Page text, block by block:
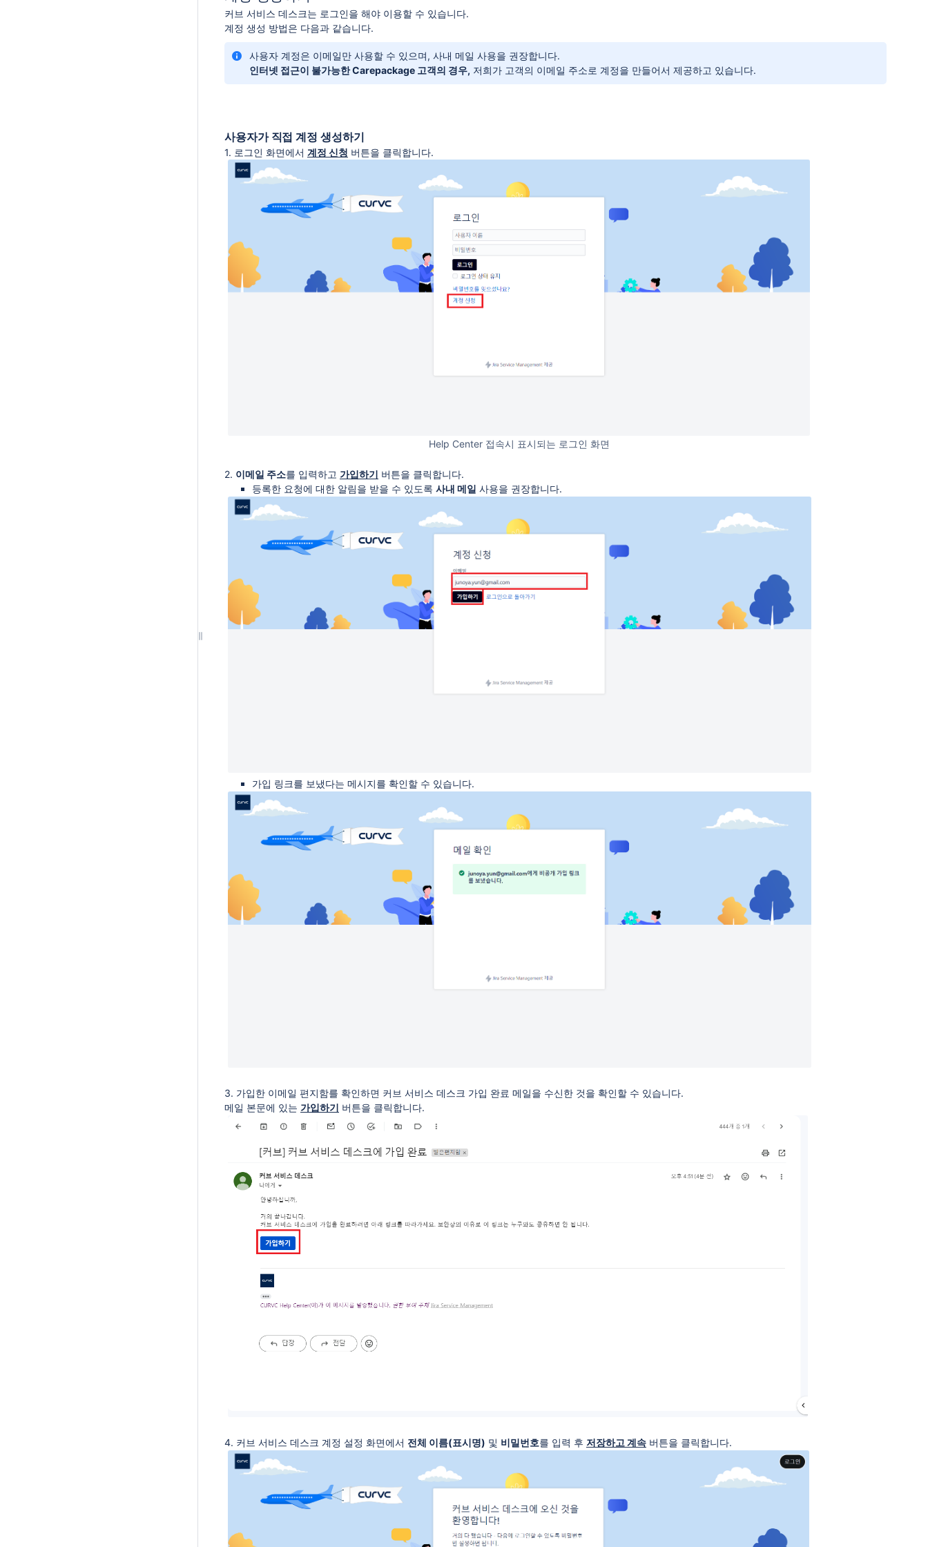
커브 서비스 데스크는 로그인을 해야 이용할 수 있습니다.
계정 생성 방법은 다음과 같습니다.
사용자 계정은 이메일만 사용할 수 있으며, 사내 메일 사용을 권장합니다.
인터넷 접근이 불가능한 Carepackage 고객의 경우, 저희가 고객의 이메일 주소로 계정을 만들어서 제공하고 있습니다.
사용자가 직접 계정 생성하기
1. 로그인 화면에서 계정 신청 버튼을 클릭합니다.
Help Center 접속시 표시되는 로그인 화면
2. 이메일 주소를 입력하고 가입하기 버튼을 클릭합니다.
등록한 요청에 대한 알림을 받을 수 있도록 사내 메일 사용을 권장합니다.
가입 링크를 보냈다는 메시지를 확인할 수 있습니다.
3. 가입한 이메일 편지함를 확인하면 커브 서비스 데스크 가입 완료 메일을 수신한 것을 확인할 수 있습니다.
메일 본문에 있는 가입하기 버튼을 클릭합니다.
4. 커브 서비스 데스크 계정 설정 화면에서 전체 이름(표시명) 및 비밀번호를 입력 후 저장하고 계속 버튼을 클릭합니다.